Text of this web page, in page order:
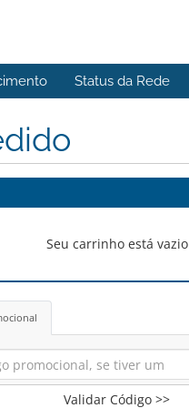
Status da Rede
Seu carrinho está vazio
Validar Código >>